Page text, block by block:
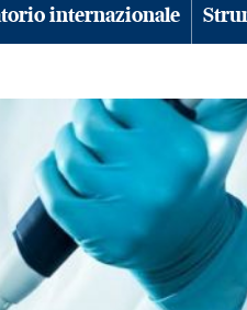
internazionale